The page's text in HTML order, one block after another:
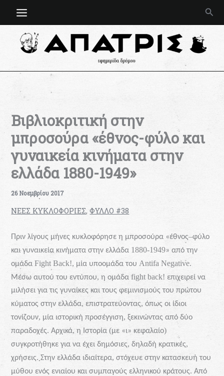
Βιβλιοκριτική στην
μπροσούρα «έθνος-φύλο και
γυναικεία κινήματα στην
ελλάδα 1880-1949»
26 Νοεμβρίου 2017
ΝΕΕΣ ΚΥΚΛΟΦΟΡΙΕΣ,ΦΥΛΛΟ #38
Πριν λίγους μήνες κυκλοφόρησε η μπροσούρα «έθνος–φύλο
και γυναικεία κινήματα στην ελλάδα 1880-1949» από την
ομάδα Fight Back!, μία υποομάδα του Antifa Negative.
Μέσω αυτού του εντύπου,η ομάδα fight back! επιχειρεί να
μιλήσει για τις γυναίκες και τους φεμινισμούς του πρώτου
κύματος στην ελλάδα, επιστρατεύοντας,όπως οι ίδιοι
τονίζουν, μία ιστορική προσέγγιση,ξεκινώντας από δύο
παραδοχές.Αρχικά,η Ιστορία (με «ι» κεφαλαίο)
συγκροτήθηκε για να έχει δημόσιες,δηλαδή κρατικές,
χρήσεις.Στην ελλάδα ιδιαίτερα,στόχευε στην κατασκευή του
μύθου ενός ενιαίου και συμπαγούς ελληνικού κράτους.Από